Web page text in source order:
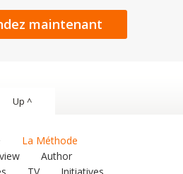
maintenant
Up ^
La Méthode
Author